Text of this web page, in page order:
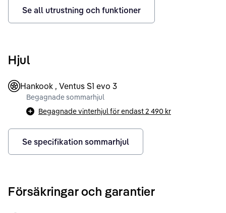
Se all utrustning och funktioner
Hjul
Hankook , Ventus S1 evo 3
Begagnade sommarhjul
Begagnade vinterhjul för endast2 490 kr
Se specifikation sommarhjul
Försäkringar och garantier